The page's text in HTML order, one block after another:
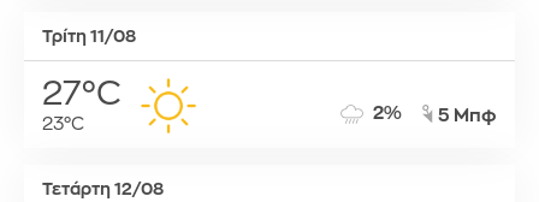
Τρίτη 11/08
27°C
23°C
2% 5 Μπφ
Τετάρτη 12/08